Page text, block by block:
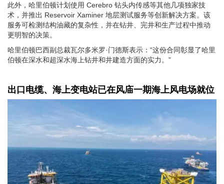
此外，哈里伯顿计划使用 Cerebro 钻头内传感等其他几项独家技
术，并推出 Reservoir Xaminer 地层测试服务等创新解决方案。该
服务可检测结构油藏的复杂性，并在钻井、完井和生产过程中推动
更明智的决策。
哈里伯顿巴西副总裁瓦尔多米罗·门德斯表示：“这份合同彰显了哈里
伯顿在深水和超深水海上钻井和井建造方面的实力。”
出口电缆、海上变电站已在风庙一期海上风电场就位